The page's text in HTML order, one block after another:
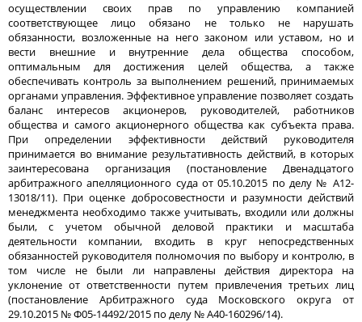
осуществлении своих прав по управлению компанией
соответствующее лицо обязано не только не нарушать
обязанности, возложенные на него законом или уставом, но и
вести внешние и внутренние дела общества способом,
оптимальным для достижения целей общества, а также
обеспечивать контроль за выполнением решений, принимаемых
органами управления. Эффективное управление позволяет создать
баланс интересов акционеров, руководителей, работников
общества и самого акционерного общества как субъекта права.
При определении эффективности действий руководителя
принимается во внимание результативность действий, в которых
заинтересована организация (постановление Двенадцатого
арбитражного апелляционного суда от 05.10.2015 по делу № А12-
13018/11). При оценке добросовестности и разумности действий
менеджмента необходимо также учитывать, входили или должны
были, с учетом обычной деловой практики и масштаба
деятельности компании, входить в круг непосредственных
обязанностей руководителя полномочия по выбору и контролю, в
том числе не были ли направлены действия директора на
уклонение от ответственности путем привлечения третьих лиц
(постановление Арбитражного суда Московского округа от
29.10.2015 № Ф05-14492/2015 по делу № А40-160296/14).